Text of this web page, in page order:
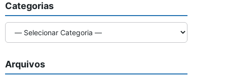
Categorias
Arquivos